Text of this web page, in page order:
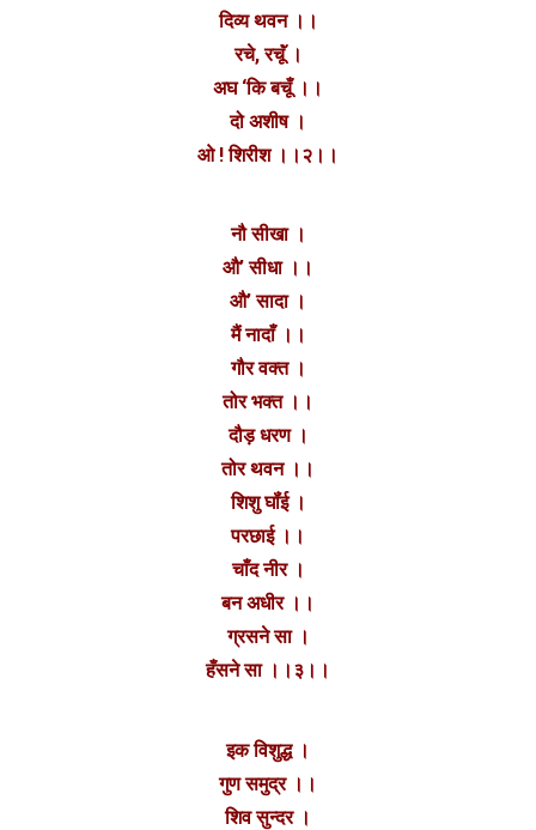
दिव्य थवन ।।
रचे, रचूॅं ।
अघ ‘कि बचूँ ।।
दो अशीष ।
ओ ! शिरीश ।।२।।
नौ सीखा ।
औ’ सीधा ।।
औ’ सादा ।
मैं नादाँ ।।
गौर वक्त ।
तोर भक्त ।।
दौड़ धरण ।
तोर थवन ।।
शिशु घॉंई ।
परछाई ।।
चाँद नीर ।
बन अधीर ।।
ग्रसने सा ।
हँसने सा ।।३।।
इक विशुद्ध ।
गुण समुद्र ।।
शिव सुन्दर ।